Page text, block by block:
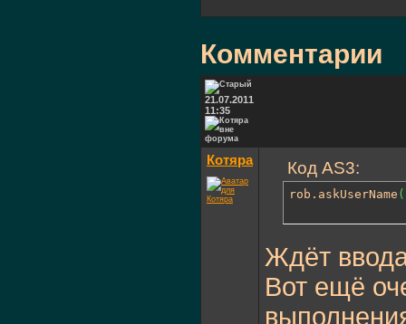
Комментарии
21.07.2011
11:35
Котяра Код AS3:
rob.askUserName (
Ждёт
Вот ещё